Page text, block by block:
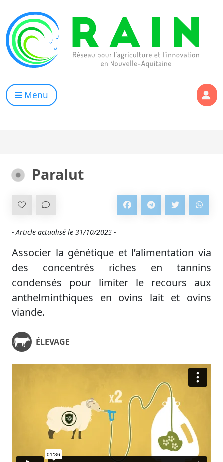
Menu
Paralut
- Article actualisé le 31/10/2023 -
Associer la génétique et l’alimentation via
des concentrés riches en tannins
condensés pour limiter le recours aux
anthelminthiques en ovins lait et ovins
viande.
ÉLEVAGE